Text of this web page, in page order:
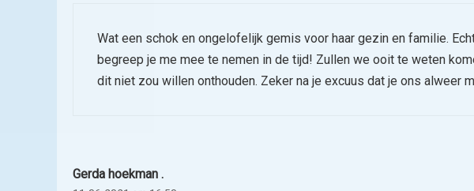
Wat een schok en ongelofelijk gemis voor haar gezin en familie.
begreep je me mee te nemen in de tijd! Zullen we ooit te weten
dit niet zou willen onthouden. Zeker na je excuus dat je ons alweer
Gerda hoekman .